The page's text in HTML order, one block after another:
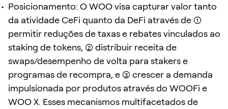
Posicionamento: O WOO visa capturar valor tanto
da atividade CeFi quanto da DeFi através de (1)
permitir reduções de taxas e rebates vinculados ao
staking de tokens, (2) distribuir receita de
swaps/desempenho de volta para stakers e
programas de recompra, e (3) crescer a demanda
impulsionada por produtos através do WOOFi e
WOO X. Esses mecanismos multifacetados de